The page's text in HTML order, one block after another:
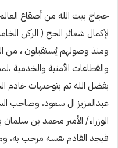
حجاج بيت الله من أصقاع
لإكمال شعائر الحج ( الركن
ومنذ وصولهم يُستقبلون ، من
والقطاعات الأمنية والخدمية
بفضل الله ثم بتوجيهات خادم
عبدالعزيز ال سعود، وصاحب
الوزراء/ الأمير محمد بن
فيجد القادم نفسه مرحب به،